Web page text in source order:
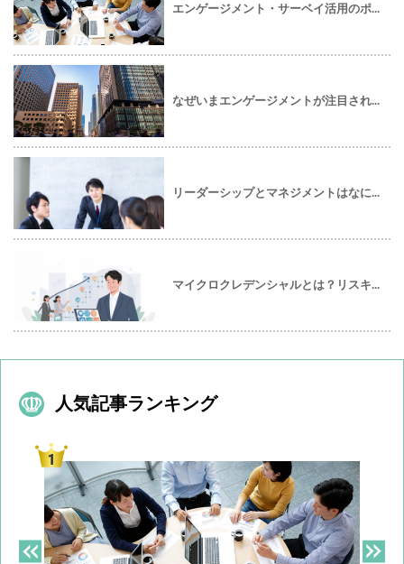
エンゲージメント・サーベイ活用のポ...
なぜいまエンゲージメントが注目され...
リーダーシップとマネジメントはなに...
マイクロクレデンシャルとは？リスキ...
人気記事ランキング